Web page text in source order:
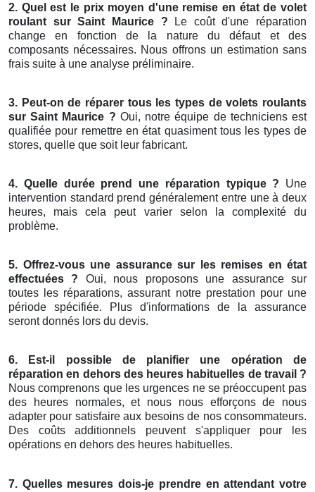
2. Quel est le prix moyen d'une remise en état de volet
roulant sur Saint Maurice ? Le coût d'une réparation
change en fonction de la nature du défaut et des
composants nécessaires. Nous offrons un estimation sans
frais suite à une analyse préliminaire.
3. Peut-on de réparer tous les types de volets roulants
sur Saint Maurice ? Oui, notre équipe de techniciens est
qualifiée pour remettre en état quasiment tous les types de
stores, quelle que soit leur fabricant.
4. Quelle durée prend une réparation typique ? Une
intervention standard prend généralement entre une à deux
heures, mais cela peut varier selon la complexité du
problème.
5. Offrez-vous une assurance sur les remises en état
effectuées ? Oui, nous proposons une assurance sur
toutes les réparations, assurant notre prestation pour une
période spécifiée. Plus d'informations de la assurance
seront donnés lors du devis.
6. Est-il possible de planifier une opération de
réparation en dehors des heures habituelles de travail ?
Nous comprenons que les urgences ne se préoccupent pas
des heures normales, et nous nous efforçons de nous
adapter pour satisfaire aux besoins de nos consommateurs.
Des coûts additionnels peuvent s'appliquer pour les
opérations en dehors des heures habituelles.
7. Quelles mesures dois-je prendre en attendant votre